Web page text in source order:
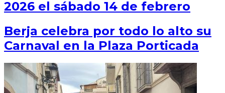
2026 el sábado 14 de febrero
Berja celebra por todo lo alto su
Carnaval en la Plaza Porticada